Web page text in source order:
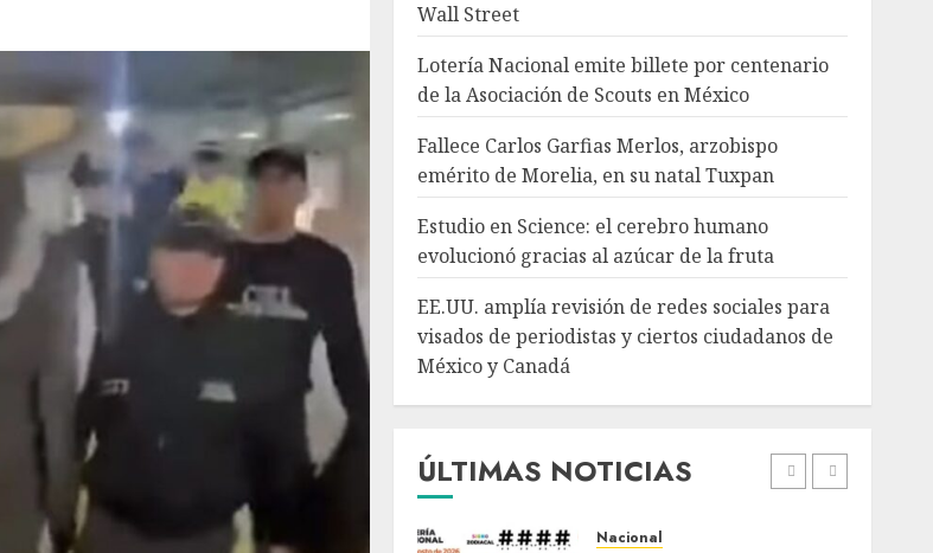
Wall Street
Lotería Nacional emite billete por centenario
de la Asociación de Scouts en México
Fallece Carlos Garfias Merlos, arzobispo
emérito de Morelia, en su natal Tuxpan
Estudio en Science: el cerebro humano
evolucionó gracias al azúcar de la fruta
EE.UU. amplía revisión de redes sociales para
visados de periodistas y ciertos ciudadanos de
México y Canadá
ÚLTIMAS NOTICIAS
4
cerebro humano
evolucionó gracias al
azúcar de la fruta
AGOSTO 7, 2026
5
Internacional
EE.UU. amplía revisión
de redes sociales para
visados de periodistas y
ciertos ciudadanos de
México y Canadá
AGOSTO 7, 2026
1
estrella de Wall Street
AGOSTO 7, 2026
Nacional